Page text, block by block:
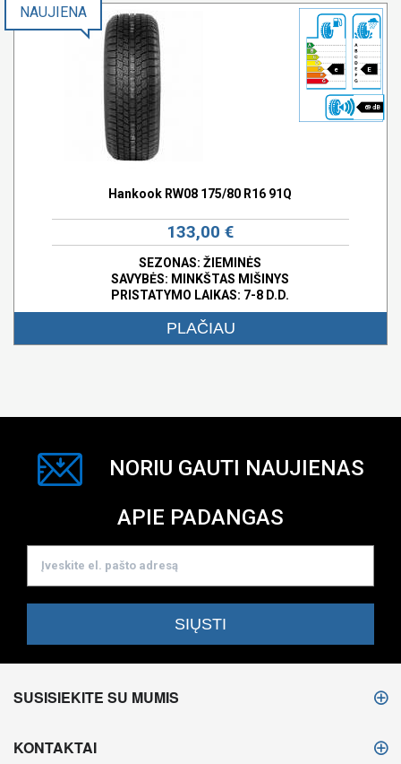
e E
69 dB
NAUJIENA
Hankook RW08 175/80 R16 91Q
133,00 €
SEZONAS: ŽIEMINĖS
SAVYBĖS: MINKŠTAS MIŠINYS
PRISTATYMO LAIKAS: 7-8 D.D.
PLAČIAU
NORIU GAUTI NAUJIENAS
APIE PADANGAS
SUSISIEKITE SU MUMIS
KONTAKTAI